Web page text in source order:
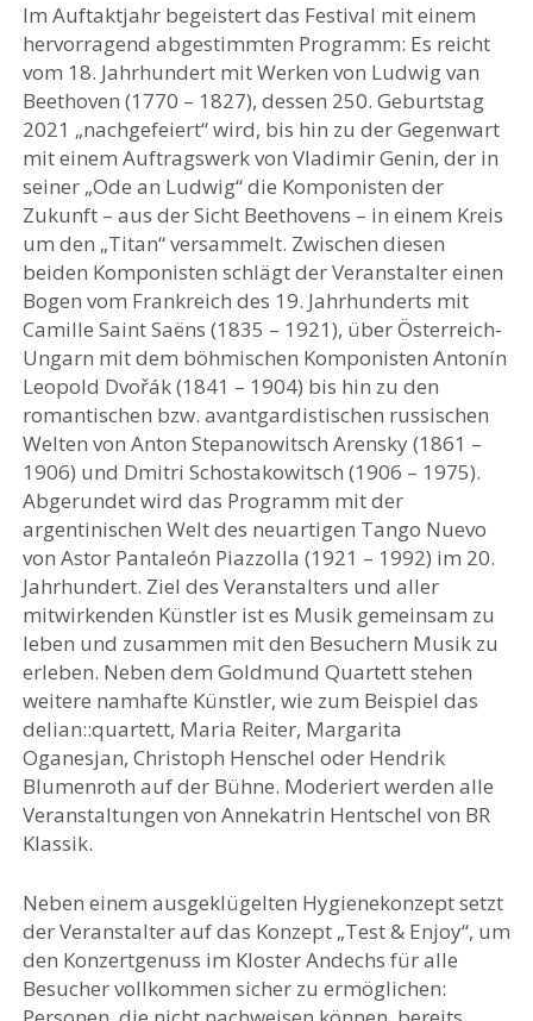
Im Auftaktjahr begeistert das Festival mit einem
hervorragend abgestimmten Programm: Es reicht
vom 18. Jahrhundert mit Werken von Ludwig van
Beethoven (1770 – 1827), dessen 250. Geburtstag
2021 „nachgefeiert“ wird, bis hin zu der Gegenwart
mit einem Auftragswerk von Vladimir Genin, der in
seiner „Ode an Ludwig“ die Komponisten der
Zukunft – aus der Sicht Beethovens – in einem Kreis
um den „Titan“ versammelt. Zwischen diesen
beiden Komponisten schlägt der Veranstalter einen
Bogen vom Frankreich des 19. Jahrhunderts mit
Camille Saint Saëns (1835 – 1921), über Österreich-
Ungarn mit dem böhmischen Komponisten Antonín
Leopold Dvořák (1841 – 1904) bis hin zu den
romantischen bzw. avantgardistischen russischen
Welten von Anton Stepanowitsch Arensky (1861 –
1906) und Dmitri Schostakowitsch (1906 – 1975).
Abgerundet wird das Programm mit der
argentinischen Welt des neuartigen Tango Nuevo
von Astor Pantaleón Piazzolla (1921 – 1992) im 20.
Jahrhundert. Ziel des Veranstalters und aller
mitwirkenden Künstler ist es Musik gemeinsam zu
leben und zusammen mit den Besuchern Musik zu
erleben. Neben dem Goldmund Quartett stehen
weitere namhafte Künstler, wie zum Beispiel das
delian::quartett, Maria Reiter, Margarita
Oganesjan, Christoph Henschel oder Hendrik
Blumenroth auf der Bühne. Moderiert werden alle
Veranstaltungen von Annekatrin Hentschel von BR
Klassik.
Neben einem ausgeklügelten Hygienekonzept setzt
der Veranstalter auf das Konzept „Test & Enjoy“, um
den Konzertgenuss im Kloster Andechs für alle
Besucher vollkommen sicher zu ermöglichen: